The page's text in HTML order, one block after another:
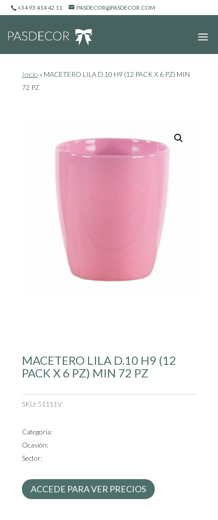
+34 93 414 42 11 PASDECOR@PASDECOR.COM
Inicio » MACETERO LILA D.10 H9 (12 PACK X 6 PZ) MIN
72 PZ
MACETERO LILA D.10 H9 (12
PACK X 6 PZ) MIN 72 PZ
SKU: 51111V
Categoría:
Ocasión:
Sector:
ACCEDE PARA VER PRECIOS